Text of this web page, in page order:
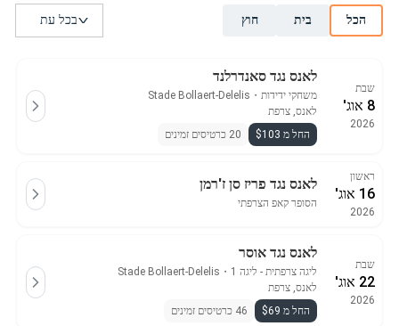
הכל בית חוץ
שבת
8 אוג'
2026
לאנס נגד סאנדרלנד
משחקי ידידות ・
Stade Bollaert-Delelis
לאנס, צרפת
החל מ $103
20 כרטיסים זמינים
ראשון
16 אוג'
2026
לאנס נגד פריז סן ז'רמן
הסופר קאפ הצרפתי
שבת
22 אוג'
2026
לאנס נגד אוסר
ליגה צרפתית - ליגה 1 ・
Stade Bollaert-Delelis
לאנס, צרפת
החל מ $69
46 כרטיסים זמינים